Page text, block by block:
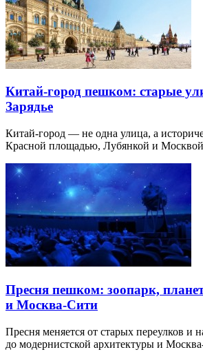
Китай-город пешком: старые
Зарядье
Китай-город — не одна улица, а
Красной площадью, Лубянкой и
Пресня пешком: зоопарк,
и Москва-Сити
Пресня меняется от старых переулков и
до модернистской архитектуры и